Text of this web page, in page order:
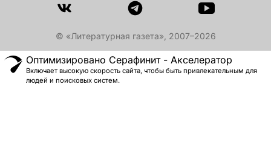
© «Литературная газета», 2007–2026
Оптимизировано Серафинит - Акселератор
Включает высокую скорость сайта, чтобы быть привлекательным для
людей и поисковых систем.